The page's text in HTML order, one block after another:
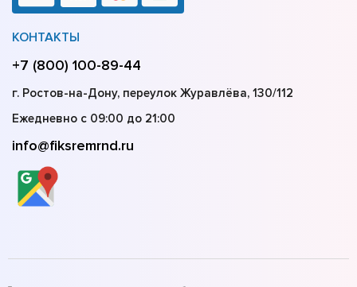
КОНТАКТЫ
+7 (800) 100-89-44
г. Ростов-на-Дону, переулок Журавлёва, 130/112
Ежедневно с 09:00 до 21:00
info@fiksremrnd.ru